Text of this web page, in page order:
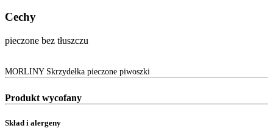
Cechy
pieczone bez tłuszczu
MORLINY Skrzydełka pieczone piwoszki
Produkt wycofany
Skład i alergeny